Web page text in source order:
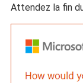
Attendez la fin